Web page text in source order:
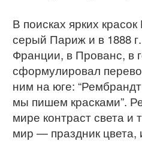
В поисках ярких
серый Париж и в 1888
Франции, в Прованс, в
сформулировал
ним на юге:
мы пишем красками”.
мире контраст света и
мир — праздник цвета,